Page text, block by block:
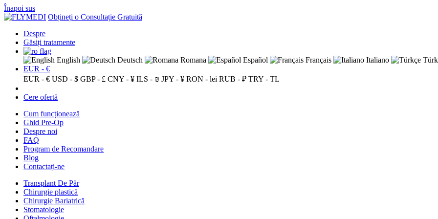
Înapoi sus
Obțineți o Consultație Gratuită
Despre
Găsiți tratamente
English Deutsch Romana Español Français Italiano
EUR - €
EUR - € USD - $ GBP - £ CNY - ¥ ILS - ₪ JPY - ¥ RON - lei RUB - ₽ TRY - TL
Cere ofertă
Cum funcționează
Ghid Pre-Op
Despre noi
FAQ
Program de Recomandare
Blog
Contactați-ne
Transplant De Păr
Chirurgie plastică
Chirurgie Bariatrică
Stomatologie